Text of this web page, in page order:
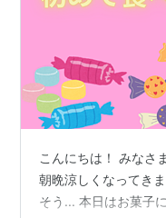
こんにちは！ みなさ
朝晩涼しくなってき
そう... 本日はお菓子